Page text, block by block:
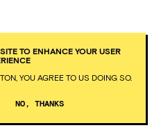
TO ENHANCE YOUR USER
YOU AGREE TO US DOING SO.
NO, THANKS